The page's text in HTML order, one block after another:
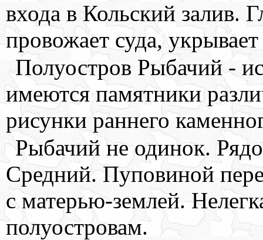
входа в Кольский залив.
провожает суда,
Полуостров Рыбачий -
имеются памятники
рисунки раннего
Рыбачий не одинок.
Средний. Пуповиной
с матерью-землей.
полуостровам.